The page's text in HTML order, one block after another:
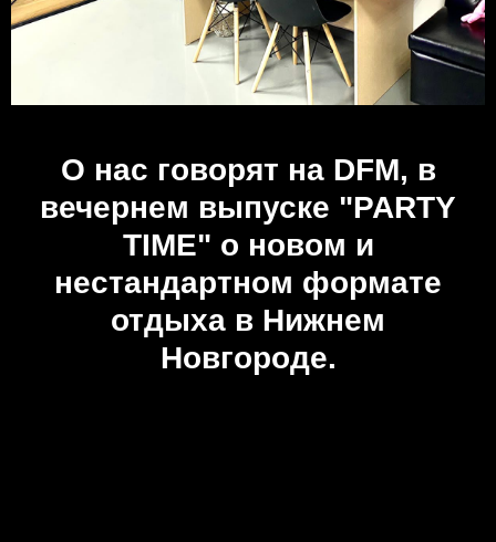
О нас говорят на DFM, в
вечернем выпуске "PARTY
TIME" о новом и
нестандартном формате
отдыха в Нижнем
Новгороде.